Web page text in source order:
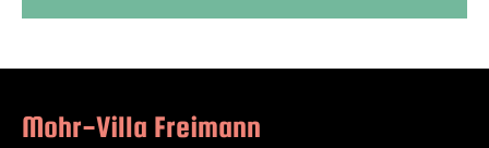
Mohr-Villa Freimann